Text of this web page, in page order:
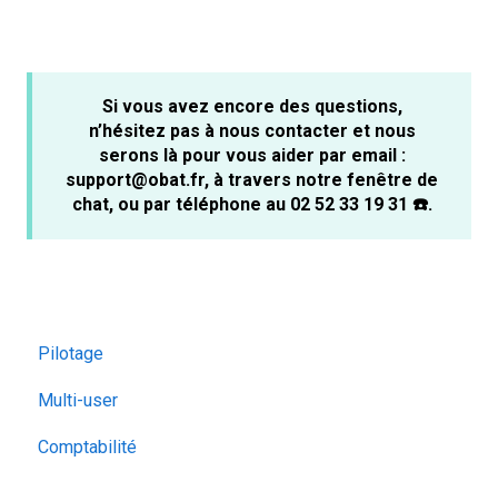
Si vous avez encore des questions,
n’hésitez pas à nous contacter et nous
serons là pour vous aider par email :
support@obat.fr, à travers notre fenêtre de
chat, ou par téléphone au 02 52 33 19 31 ☎️.
Pilotage
Multi-user
Comptabilité